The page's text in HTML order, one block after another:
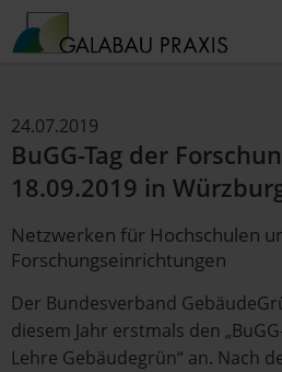
24.07.2019
BuGG-Tag der
18.09.2019 in
Netzwerken für Hochschulen
Forschungseinrichtungen
Der Bundesverband
diesem Jahr erstmals den
Lehre Gebäudegrün“ an. Nach